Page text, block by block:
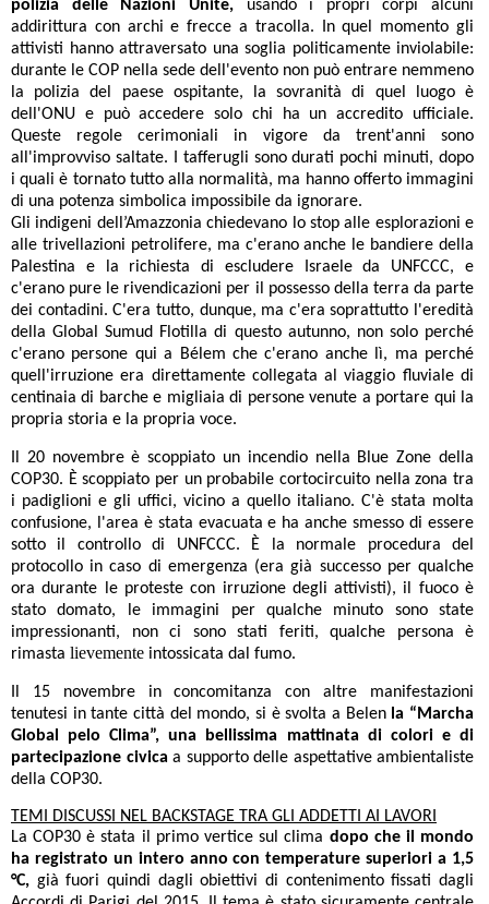
polizia delle Nazioni Unite, usando i propri corpi alcuni
addirittura con archi e frecce a tracolla. In quel momento gli
attivisti hanno attraversato una soglia politicamente inviolabile:
durante le COP nella sede dell'evento non può entrare nemmeno
la polizia del paese ospitante, la sovranità di quel luogo è
dell'ONU e può accedere solo chi ha un accredito ufficiale.
Queste regole cerimoniali in vigore da trent'anni sono
all'improvviso saltate. I tafferugli sono durati pochi minuti, dopo
i quali è tornato tutto alla normalità, ma hanno offerto immagini
di una potenza simbolica impossibile da ignorare.
Gli indigeni dell’Amazzonia chiedevano lo stop alle esplorazioni e
alle trivellazioni petrolifere, ma c'erano anche le bandiere della
Palestina e la richiesta di escludere Israele da UNFCCC, e
c'erano pure le rivendicazioni per il possesso della terra da parte
dei contadini. C'era tutto, dunque, ma c'era soprattutto l'eredità
della Global Sumud Flotilla di questo autunno, non solo perché
c'erano persone qui a Bélem che c'erano anche lì, ma perché
quell'irruzione era direttamente collegata al viaggio fluviale di
centinaia di barche e migliaia di persone venute a portare qui la
propria storia e la propria voce.
Il 20 novembre è scoppiato un incendio nella Blue Zone della
COP30. È scoppiato per un probabile cortocircuito nella zona tra
i padiglioni e gli uffici, vicino a quello italiano. C'è stata molta
confusione, l'area è stata evacuata e ha anche smesso di essere
sotto il controllo di UNFCCC. È la normale procedura del
protocollo in caso di emergenza (era già successo per qualche
ora durante le proteste con irruzione degli attivisti), il fuoco è
stato domato, le immagini per qualche minuto sono state
impressionanti, non ci sono stati feriti, qualche persona è
rimasta lievemente intossicata dal fumo.
Il 15 novembre in concomitanza con altre manifestazioni
tenutesi in tante città del mondo, si è svolta a Belen la “Marcha
Global pelo Clima”, una bellissima mattinata di colori e di
partecipazione civica a supporto delle aspettative ambientaliste
della COP30.
TEMI DISCUSSI NEL BACKSTAGE TRA GLI ADDETTI AI LAVORI
La COP30 è stata il primo vertice sul clima dopo che il mondo
ha registrato un intero anno con temperature superiori a 1,5
°C, già fuori quindi dagli obiettivi di contenimento fissati dagli